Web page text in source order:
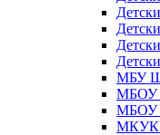
МБУ
МБОУ
МБОУ
МКУК